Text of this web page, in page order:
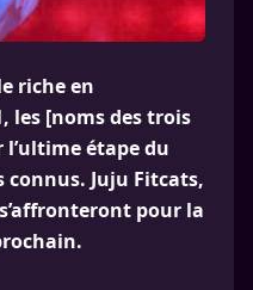
riche en
les [noms des trois
étape du
Juju Fitcats,
pour la